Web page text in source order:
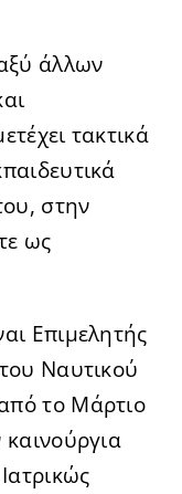
άλλων
τακτικά
στην
ως
Επιμελητής
Ναυτικού
το Μάρτιο